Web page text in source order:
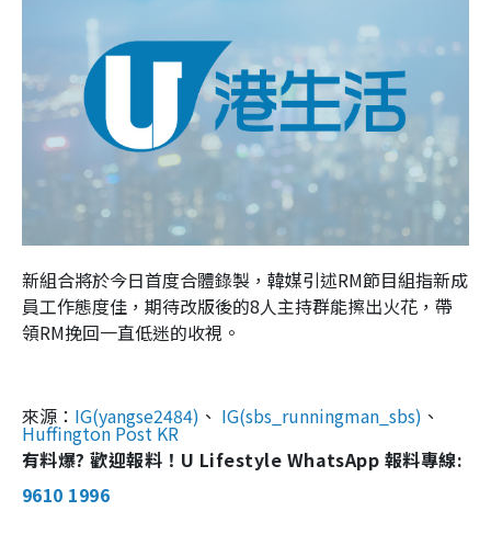
新組合將於今日首度合體錄製，韓媒引述RM節目組指新成
員工作態度佳，期待改版後的8人主持群能擦出火花，帶
領RM挽回一直低迷的收視。
來源： IG(yangse2484) 、 IG(sbs_runningman_sbs) 、
Huffington Post KR
有料爆? 歡迎報料！U Lifestyle WhatsApp 報料專線:
9610 1996